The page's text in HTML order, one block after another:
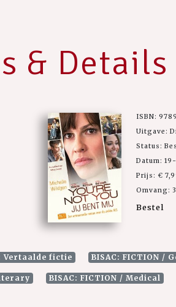
& Details
ISBN:
Uitgave:
Status:
Datum:
Prijs: €
Omvang:
Bestel
Vertaalde fictie BISAC: FICTION /
BISAC: FICTION / Medical